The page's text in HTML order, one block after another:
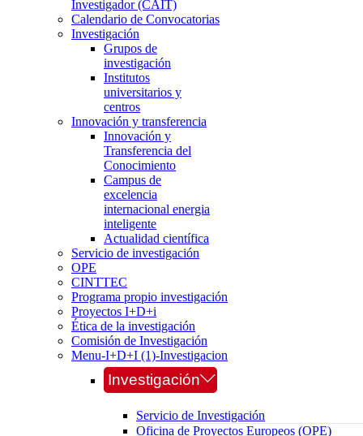
Investigador (CAIT)
Calendario de Convocatorias
Investigación
Grupos de
investigación
Institutos
universitarios y
centros
Innovación y transferencia
Innovación y
Transferencia del
Conocimiento
Campus de
excelencia
internacional energia
inteligente
Actualidad científica
Servicio de investigación
OPE
CINTTEC
Programa propio investigación
Proyectos I+D+i
Ética de la investigación
Comisión de Investigación
Menu-I+D+I (1)-Investigacion
Investigación
Servicio de Investigación
Oficina de Proyectos Europeos (OPE)